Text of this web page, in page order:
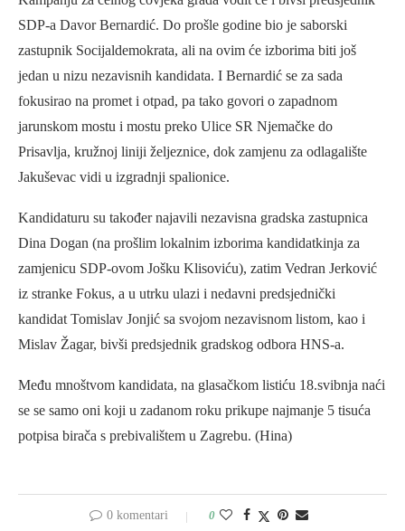
SDP-a Davor Bernardić. Do prošle godine bio je saborski
zastupnik Socijaldemokrata, ali na ovim će izborima biti još
jedan u nizu nezavisnih kandidata. I Bernardić se za sada
fokusirao na promet i otpad, pa tako govori o zapadnom
jarunskom mostu i mostu preko Ulice SR Njemačke do
Prisavlja, kružnoj liniji željeznice, dok zamjenu za odlagalište
Jakuševac vidi u izgradnji spalionice.
Kandidaturu su također najavili nezavisna gradska zastupnica
Dina Dogan (na prošlim lokalnim izborima kandidatkinja za
zamjenicu SDP-ovom Jošku Klisoviću), zatim Vedran Jerković
iz stranke Fokus, a u utrku ulazi i nedavni predsjednički
kandidat Tomislav Jonjić sa svojom nezavisnom listom, kao i
Mislav Žagar, bivši predsjednik gradskog odbora HNS-a.
Među mnoštvom kandidata, na glasačkom listiću 18.svibnja naći
se se samo oni koji u zadanom roku prikupe najmanje 5 tisuća
potpisa birača s prebivalištem u Zagrebu. (Hina)
0 komentari 0